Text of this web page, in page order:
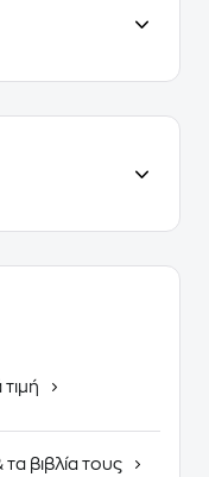
τιμή
βιβλία τους